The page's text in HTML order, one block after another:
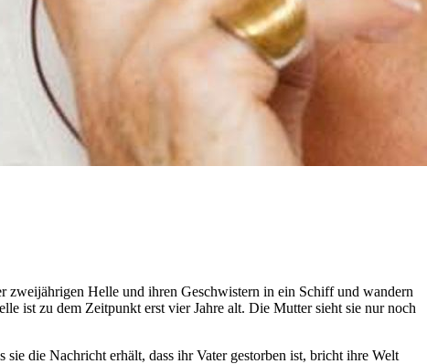
zweijährigen Helle und ihren Geschwistern in ein Schiff und wandern
ist zu dem Zeitpunkt erst vier Jahre alt. Die Mutter sieht sie nur noch
die Nachricht erhält, dass ihr Vater gestorben ist, bricht ihre Welt